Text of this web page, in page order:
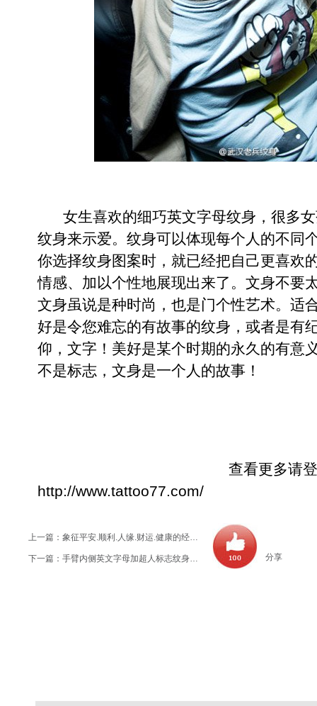
女生喜欢的细巧英文字母纹身，很多
纹身来示爱。纹身可以体现每个人的不同
你选择纹身图案时，就已经把自己更喜欢
情感、加以个性地展现出来了。文身不要
文身虽说是种时尚，也是门个性艺术。适
好是令您难忘的有故事的纹身，或者是有
仰，文字！美好是某个时期的永久的有意
不是标志，文身是一个人的故事！
查看更多请登陆老
http://www.tattoo77.com/
上一篇： 象征平安.顺利.人缘.财运.健康的经文纹身作品及寓意
下一篇： 手臂内侧英文字母加超人标志纹身作品 分享